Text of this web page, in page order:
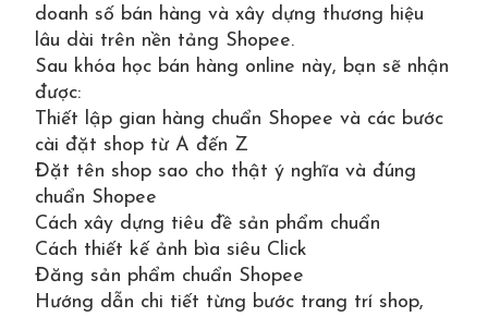
doanh số bán hàng và xây dựng thương hiệu
lâu dài trên nền tảng Shopee.
Sau khóa học bán hàng online này, bạn sẽ nhận
được:
Thiết lập gian hàng chuẩn Shopee và các bước
cài đặt shop từ A đến Z
Đặt tên shop sao cho thật ý nghĩa và đúng
chuẩn Shopee
Cách xây dựng tiêu đề sản phẩm chuẩn
Cách thiết kế ảnh bìa siêu Click
Đăng sản phẩm chuẩn Shopee
Hướng dẫn chi tiết từng bước trang trí shop,